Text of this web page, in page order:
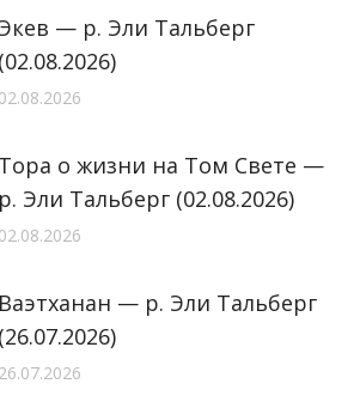
Экев — р. Эли Тальберг
(02.08.2026)
02.08.2026
Тора о жизни на Том Свете —
р. Эли Тальберг (02.08.2026)
02.08.2026
Ваэтханан — р. Эли Тальберг
(26.07.2026)
26.07.2026